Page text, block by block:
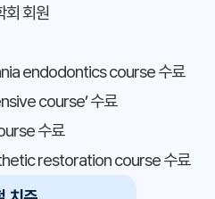
회 회원
endodontics course 수료
course’ 수료
수료
restoration course 수료